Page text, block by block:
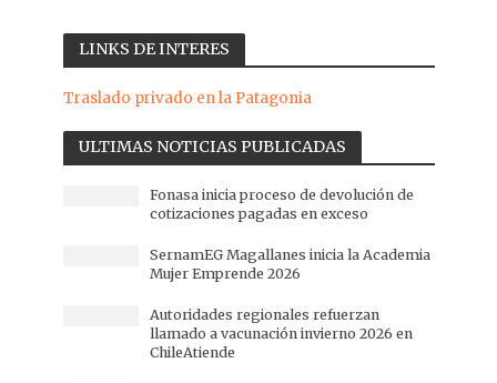
LINKS DE INTERES
Traslado privado en la Patagonia
ULTIMAS NOTICIAS PUBLICADAS
Fonasa inicia proceso de devolución de
cotizaciones pagadas en exceso
SernamEG Magallanes inicia la Academia
Mujer Emprende 2026
Autoridades regionales refuerzan
llamado a vacunación invierno 2026 en
ChileAtiende